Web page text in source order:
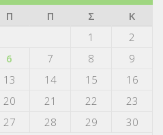
Π Π Σ
Κ
1
2
6 7 8
9
13 14 15
16
20 21 22
23
27 28 29
30